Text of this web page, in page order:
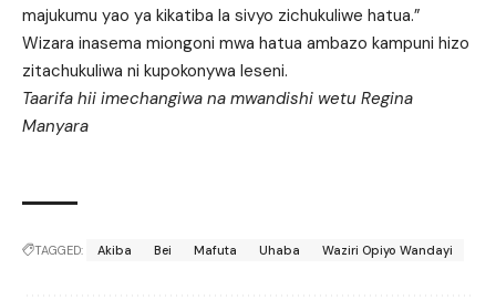
majukumu yao ya kikatiba la sivyo zichukuliwe hatua.”
Wizara inasema miongoni mwa hatua ambazo kampuni hizo
zitachukuliwa ni kupokonywa leseni.
Taarifa hii imechangiwa na mwandishi wetu Regina
Manyara
TAGGED: Akiba Bei Mafuta Uhaba Waziri Opiyo Wandayi